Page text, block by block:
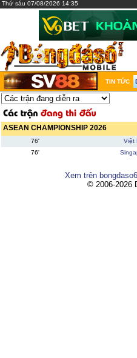
Thứ sáu 07/08/2026 14:35
TIN TỨC
ASEAN CHAMPIONSHIP 2026
76' Việt
76'
Xem trên
© 2006-2026